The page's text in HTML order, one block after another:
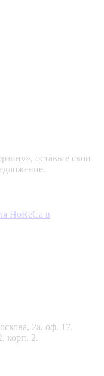
оставьте свои
2а, оф. 17.
корп. 2.